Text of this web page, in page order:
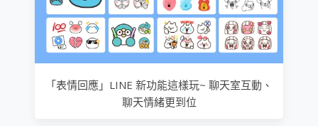
「表情回應」LINE 新功能這樣玩~ 聊天室互動、
聊天情緒更到位